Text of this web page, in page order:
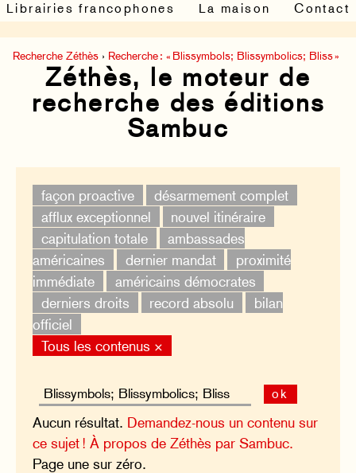
Librairies francophones
La maison Contact
Recherche Zéthès › Recherche : « Blissymbols; Blissymbolics; Bliss »
Zéthès, le moteur de
recherche des éditions
Sambuc
façon proactive
désarmement complet
afflux exceptionnel
nouvel itinéraire
capitulation totale
ambassades
américaines
dernier mandat
proximité
immédiate
américains démocrates
derniers droits
record absolu
bilan
officiel
Tous les contenus ×
ok
Aucun résultat. Demandez-nous un contenu sur
ce sujet ! À propos de Zéthès par Sambuc.
Page une sur zéro.